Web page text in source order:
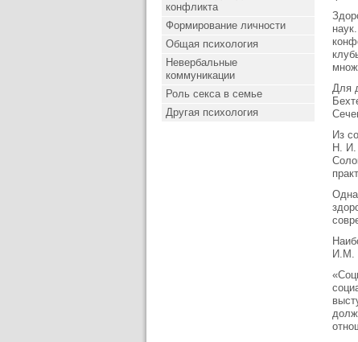
конфликта
Формирование личности
Общая психология
Невербальные
коммуникации
Роль секса в семье
Другая психология
Для
Из
Н. И.
И.М.